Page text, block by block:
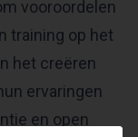
vooroordelen
training op het
het creëren
ervaringen
en open